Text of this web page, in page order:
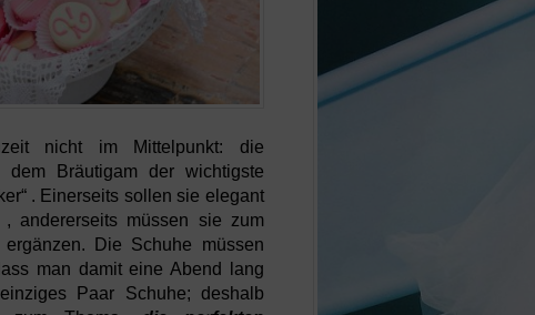
nicht im Mittelpunkt: die
dem Bräutigam der wichtigste
. Einerseits sollen sie elegant
andererseits müssen sie zum
Die Schuhe müssen
man damit eine Abend lang
Paar Schuhe; deshalb